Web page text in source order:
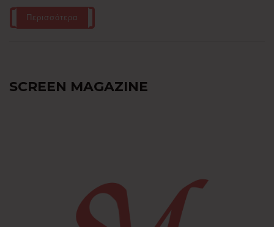
Περισσότερα
SCREEN MAGAZINE